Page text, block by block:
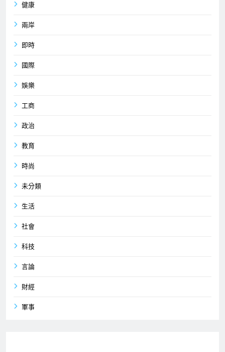
健康
兩岸
即時
國際
娛樂
工商
政治
教育
時尚
未分類
生活
社會
科技
言論
財經
軍事